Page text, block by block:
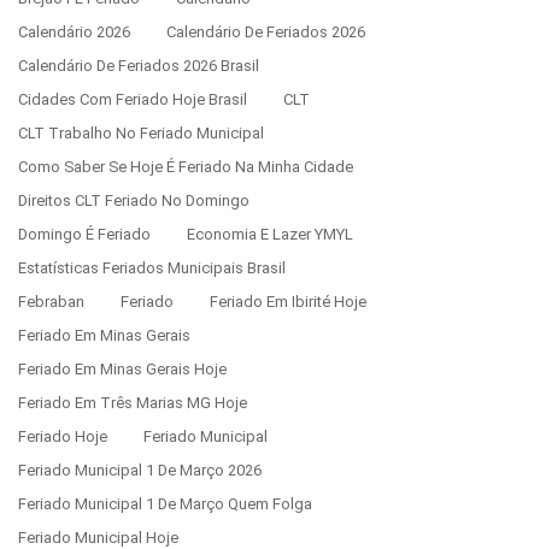
Calendário 2026
Calendário De Feriados 2026
Calendário De Feriados 2026 Brasil
Cidades Com Feriado Hoje Brasil
CLT
CLT Trabalho No Feriado Municipal
Como Saber Se Hoje É Feriado Na Minha Cidade
Direitos CLT Feriado No Domingo
Domingo É Feriado
Economia E Lazer YMYL
Estatísticas Feriados Municipais Brasil
Febraban
Feriado
Feriado Em Ibirité Hoje
Feriado Em Minas Gerais
Feriado Em Minas Gerais Hoje
Feriado Em Três Marias MG Hoje
Feriado Hoje
Feriado Municipal
Feriado Municipal 1 De Março 2026
Feriado Municipal 1 De Março Quem Folga
Feriado Municipal Hoje